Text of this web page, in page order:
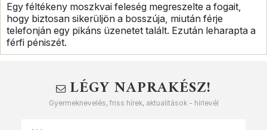
Egy féltékeny moszkvai feleség megreszelte a fogait,
hogy biztosan sikerüljön a bosszúja, miután férje
telefonján egy pikáns üzenetet talált. Ezután leharapta a
férfi péniszét.
LÉGY NAPRAKÉSZ!
Gyermeknevelés, friss hírek, aktualitások - hírlevél